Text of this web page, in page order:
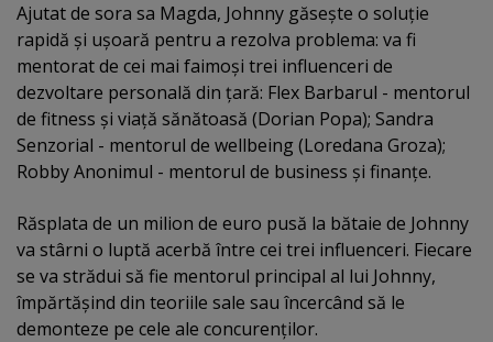
Ajutat de sora sa Magda, Johnny găseşte o soluţie
rapidă şi uşoară pentru a rezolva problema: va fi
mentorat de cei mai faimoşi trei influenceri de
dezvoltare personală din ţară: Flex Barbarul - mentorul
de fitness şi viaţă sănătoasă (Dorian Popa); Sandra
Senzorial - mentorul de wellbeing (Loredana Groza);
Robby Anonimul - mentorul de business şi finanţe.
Răsplata de un milion de euro pusă la bătaie de Johnny
va stârni o luptă acerbă între cei trei influenceri. Fiecare
se va strădui să fie mentorul principal al lui Johnny,
împărtăşind din teoriile sale sau încercând să le
demonteze pe cele ale concurenţilor.